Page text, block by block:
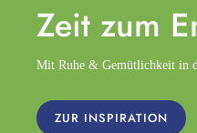
Zeit zum
Mit Ruhe & Gemütlichkeit in
ZUR INSPIRATION